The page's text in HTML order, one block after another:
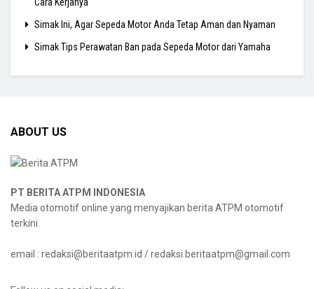
Cara Kerjanya
Simak Ini, Agar Sepeda Motor Anda Tetap Aman dan Nyaman
Simak Tips Perawatan Ban pada Sepeda Motor dari Yamaha
ABOUT US
PT BERITA ATPM INDONESIA
Media otomotif online yang menyajikan berita ATPM otomotif
terkini.
email : redaksi@beritaatpm.id / redaksi.beritaatpm@gmail.com